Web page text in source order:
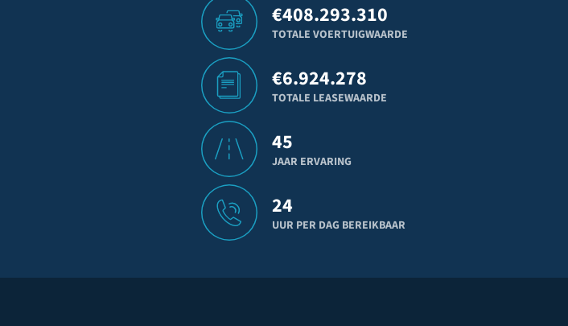
€408.293.310
TOTALE VOERTUIGWAARDE
€6.924.278
TOTALE LEASEWAARDE
45
JAAR ERVARING
24
UUR PER DAG BEREIKBAAR